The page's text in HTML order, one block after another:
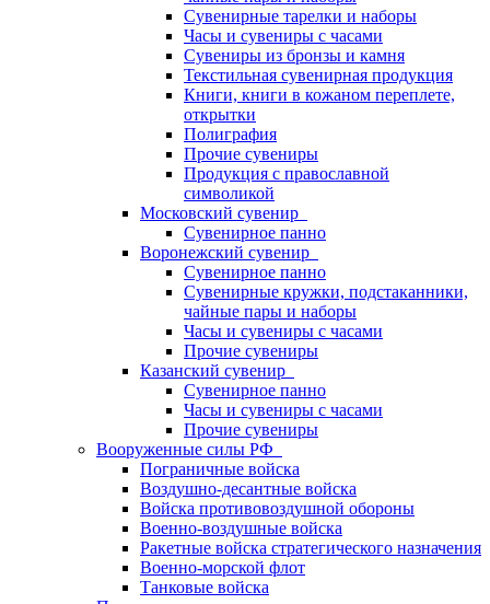
Сувенирные тарелки и наборы
Часы и сувениры с часами
Сувениры из бронзы и камня
Текстильная сувенирная продукция
Книги, книги в кожаном переплете,
открытки
Полиграфия
Прочие сувениры
Продукция с православной
символикой
Московский сувенир
Сувенирное панно
Воронежский сувенир
Сувенирное панно
Сувенирные кружки, подстаканники,
чайные пары и наборы
Часы и сувениры с часами
Прочие сувениры
Казанский сувенир
Сувенирное панно
Часы и сувениры с часами
Прочие сувениры
Вооруженные силы РФ
Пограничные войска
Воздушно-десантные войска
Войска противовоздушной обороны
Военно-воздушные войска
Ракетные войска стратегического назначения
Военно-морской флот
Танковые войска